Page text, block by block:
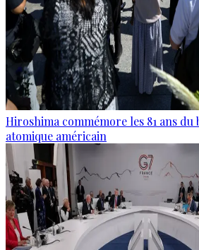
Hiroshima commémore les 81 ans
atomique américain